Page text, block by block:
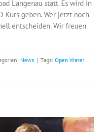
Langenau statt. Es wird in
Kurs geben. Wer jetzt noch
entscheiden. Wir freuen
News | Tags: Open Water